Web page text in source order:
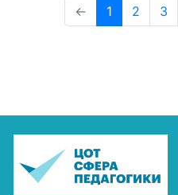
←
1 2 3